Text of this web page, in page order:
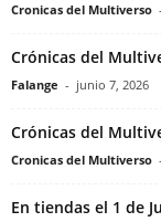
Cronicas del Multiverso -
Crónicas del
Falange - junio 7, 2026
Crónicas del
Cronicas del Multiverso -
En tiendas el 1 de